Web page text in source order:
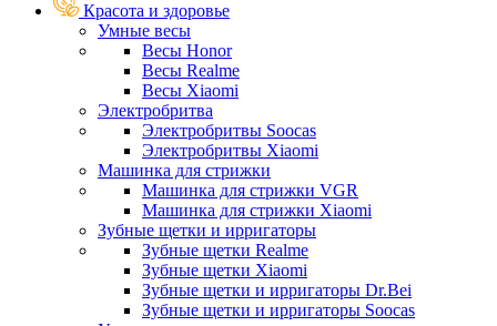
Красота и здоровье
Умные весы
Весы Honor
Весы Realme
Весы Xiaomi
Электробритва
Электробритвы Soocas
Электробритвы Xiaomi
Машинка для стрижки
Машинка для стрижки VGR
Машинка для стрижки Xiaomi
Зубные щетки и ирригаторы
Зубные щетки Realme
Зубные щетки Xiaomi
Зубные щетки и ирригаторы Dr.Bei
Зубные щетки и ирригаторы Soocas